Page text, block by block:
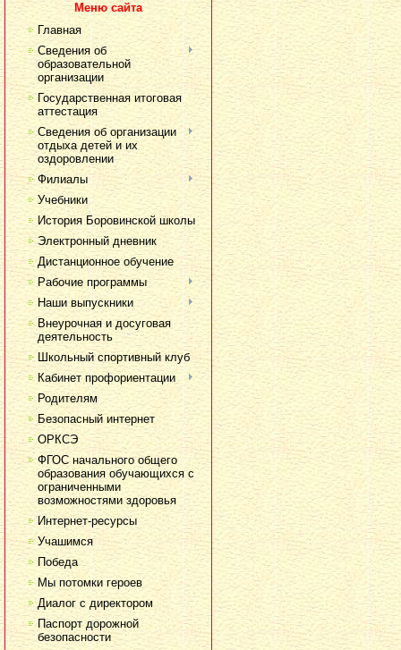
Меню сайта
Главная
Сведения об
образовательной
организации
Государственная итоговая
аттестация
Сведения об организации
отдыха детей и их
оздоровлении
Филиалы
Учебники
История Боровинской школы
Электронный дневник
Дистанционное обучение
Рабочие программы
Наши выпускники
Внеурочная и досуговая
деятельность
Школьный спортивный клуб
Кабинет профориентации
Родителям
Безопасный интернет
ОРКСЭ
ФГОС начального общего
образования обучающихся с
ограниченными
возможностями здоровья
Интернет-ресурсы
Учашимся
Победа
Мы потомки героев
Диалог с директором
Паспорт дорожной
безопасности